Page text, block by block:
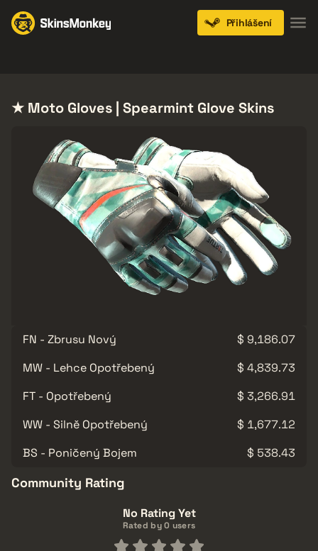
Přihlášení
★ Moto Gloves | Spearmint Glove Skins
FN - Zbrusu Nový
$ 9,186.07
MW - Lehce Opotřebený
$ 4,839.73
FT - Opotřebený
$ 3,266.91
WW - Silně Opotřebený
$ 1,677.12
BS - Poničený Bojem
$ 538.43
Community Rating
No Rating Yet
Rated by 0 users